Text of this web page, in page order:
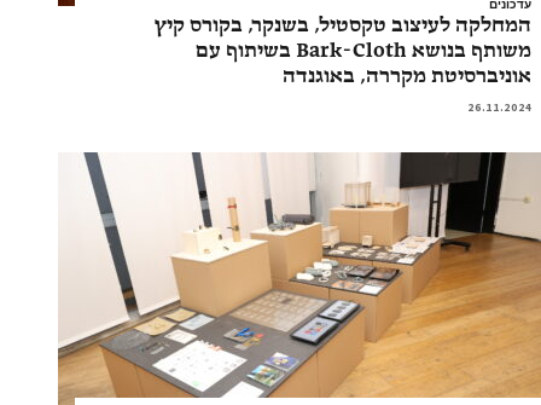
המחלקה לעיצוב טקסטיל, בשנקר, בקורס קיץ
משותף בנושא Bark-Cloth בשיתוף עם
אוניברסיטת מקררה, באוגנדה
26.11.2024